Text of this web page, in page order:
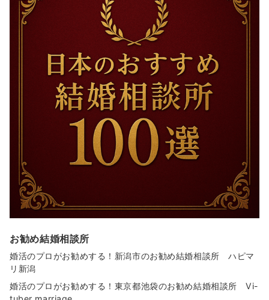
り
お勧め結婚相談所
婚活のプロがお勧めする！新潟市のお勧め結婚相談所 ハピマ
リ新潟
婚活のプロがお勧めする！東京都池袋のお勧め結婚相談所 Vi-